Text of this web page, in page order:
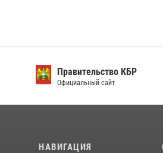
Правительство КБР
Официальный сайт
НАВИГАЦИЯ